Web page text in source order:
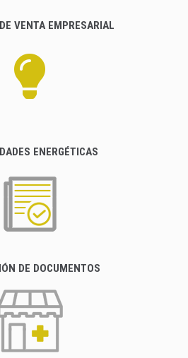
VENTA EMPRESARIAL
ENERGÉTICAS
DE DOCUMENTOS